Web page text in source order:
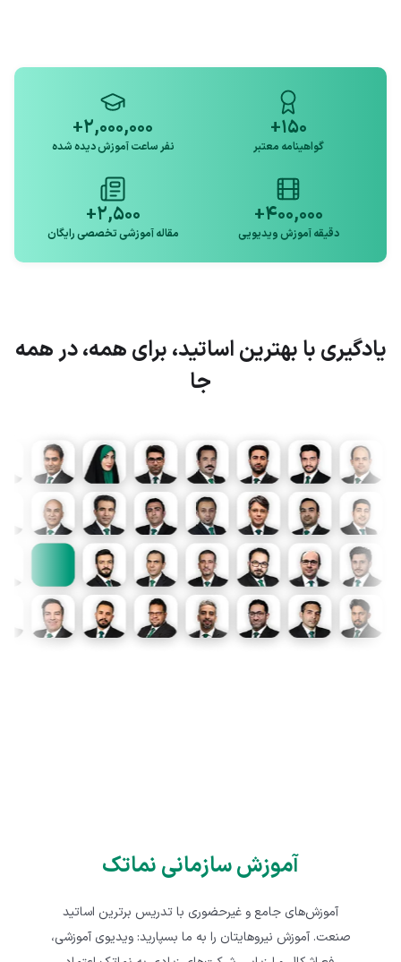
۱۵۰+
گواهینامه معتبر
۲,۰۰۰,۰۰۰+
نفر ساعت آموزش دیده شده
۴۰۰,۰۰۰+
دقیقه آموزش ویدیویی
۲,۵۰۰+
مقاله آموزشی تخصصی رایگان
یادگیری با بهترین اساتید، برای همه، در همه
جا
صنعتی به نمایش بگذاریدآموزش سازمانی نماتک
آموزش‌های جامع و غیرحضوری با تدریس برترین اساتید
صنعت. آموزش نیروهایتان را به ما بسپارید: ویدیوی آموزشی،